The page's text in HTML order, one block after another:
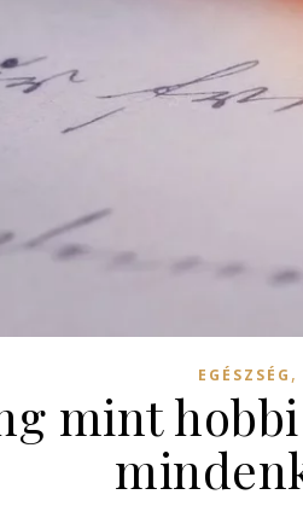
EGÉSZSÉG ,
mint